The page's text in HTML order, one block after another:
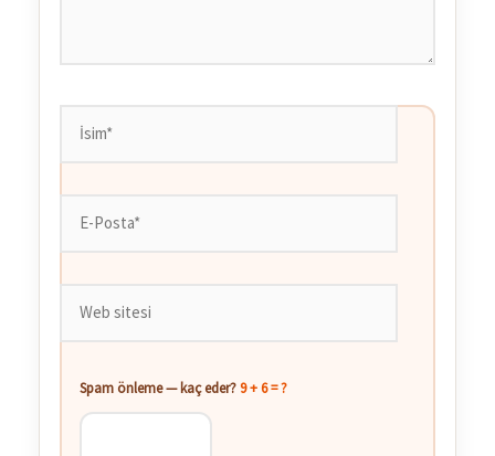
Spam önleme — kaç eder?9 + 6 = ?